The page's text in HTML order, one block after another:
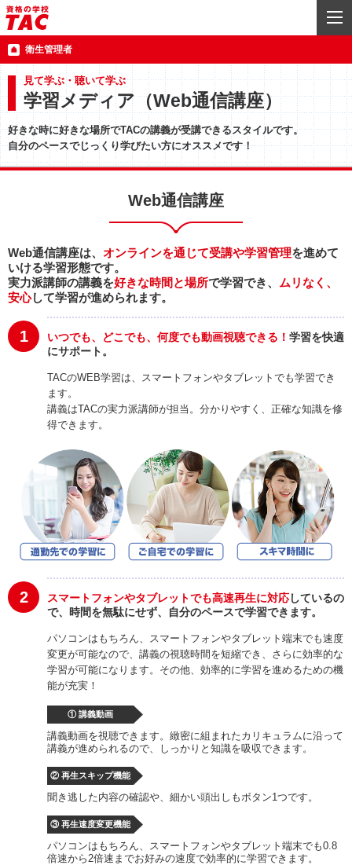
衛生管理者
見て学ぶ・聴いて学ぶ
学習メディア（Web通信講座）
好きな時に好きな場所でTACの講義が受講できるスタイルです。
自分のペースでじっくり学びたい方にオススメです！
Web通信講座
Web通信講座は、 オンラインを通じて受講や学習管理を進めて
いける学習形態です。
実力派講師の講義を好きな時間と場所で学習でき、 ムリなく、
安心して学習が進められます。
1 いつでも、どこでも、何度でも動画視聴できる！ 学習を快適
にサポート。
TACのWEB学習は、スマートフォンやタブレットでも学習でき
ます。
講義はTACの実力派講師が担当。分かりやすく、正確な知識を修
得できます。
2 スマートフォンやタブレットでも高速再生に対応しているの
で、時間を無駄にせず、自分のペースで学習できます。
パソコンはもちろん、スマートフォンやタブレット端末でも速度
変更が可能なので、講義の視聴時間を短縮でき、さらに効率的な
学習が可能になります。その他、効率的に学習を進めるための機
能が充実！
① 講義動画
講義動画を視聴できます。緻密に組まれたカリキュラムに沿って
講義が進められるので、しっかりと知識を吸収できます。
② 再生スキップ機能
聞き逃した内容の確認や、細かい頭出しもボタン1つです。
③ 再生速度変更機能
パソコンはもちろん、スマートフォンやタブレット端末でも0.8
倍速から2倍速までお好みの速度で効率的に学習できます。